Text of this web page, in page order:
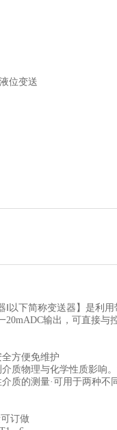
Ⅰ以下简称变送器】是利
20mADC输出，可直接
方便免维护
质物理与化学性质影响
质的测量·可用于两种不
订做